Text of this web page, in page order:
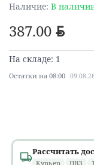
387.00 BYN
Наличие: В
На складе: 1
Остатки на 08:00
Рассчитать
Курьер · ПВЗ ·